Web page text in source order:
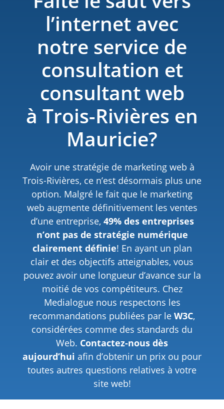
l’internet avec
notre service de
consultation et
consultant web
à Trois-Rivières en
Mauricie?
Avoir une stratégie de marketing web à
Trois-Rivières, ce n’est désormais plus une
option. Malgré le fait que le marketing
web augmente définitivement les ventes
d’une entreprise, 49% des entreprises
n’ont pas de stratégie numérique
clairement définie! En ayant un plan
clair et des objectifs atteignables, vous
pouvez avoir une longueur d’avance sur la
moitié de vos compétiteurs. Chez
Medialogue nous respectons les
recommandations publiées par le W3C,
considérées comme des standards du
Web. Contactez-nous dès
aujourd’hui afin d’obtenir un prix ou pour
toutes autres questions relatives à votre
site web!​